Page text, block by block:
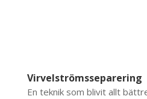
Virvelströmsseparering
En teknik som blivit allt